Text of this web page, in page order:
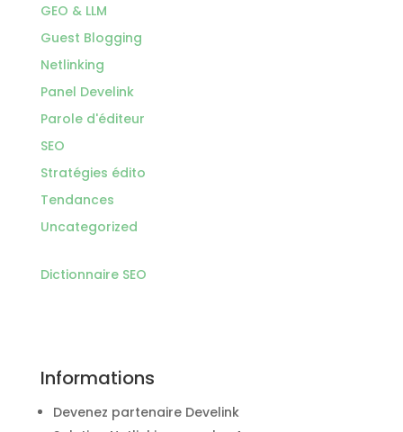
GEO & LLM
Guest Blogging
Netlinking
Panel Develink
Parole d'éditeur
SEO
Stratégies édito
Tendances
Uncategorized
Dictionnaire SEO
Informations
Devenez partenaire Develink